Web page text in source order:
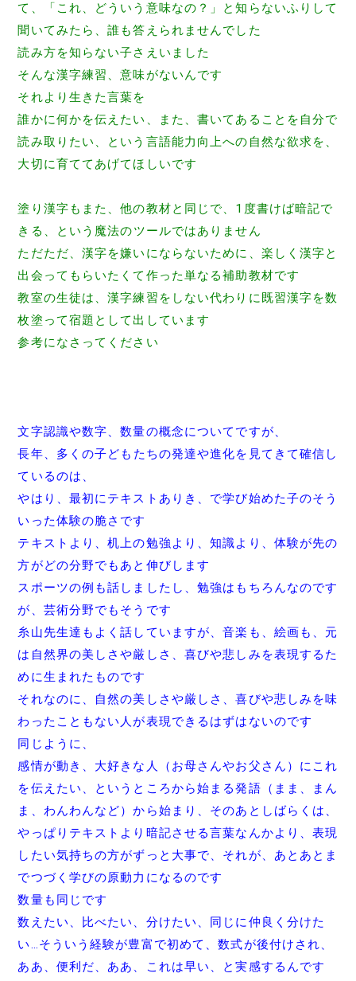
て、「これ、どういう意味なの？」 と知らないふりして
聞いてみたら、誰も答えられませんでした
読み方を知らない子さえいました
そんな漢字練習、意味がないんです
それより生きた言葉を
誰かに何かを伝えたい、また、書いてあることを自分で
読み取りたい、 という言語能力向上への自然な欲求を、
大切に育ててあげてほしいです
塗り漢字もまた、他の教材と同じで、1度書けば暗記で
きる、
という魔法のツールではありません
ただただ、漢字を嫌いにならないために、 楽しく漢字と
出会ってもらいたくて作った単なる補助教材です
教室の生徒は、漢字練習をしない代わりに既習漢字を数
枚塗って宿題として出して います
参考になさってください
文字認識や数字、数量の概念についてですが、
長年、 多くの子どもたちの発達や進化を見てきて確信し
ているのは、
やはり、最初にテキストありき、 で学び始めた子のそう
いった体験の脆さです
テキストより、机上の勉強より、知識より、 体験が先の
方がどの分野でもあと伸びします
スポーツの例も話しましたし、勉強はもちろんなのです
が、 芸術分野でもそうです
糸山先生達もよく話していますが、音楽も、絵画も、 元
は自然界の美しさや厳しさ、 喜びや悲しみを表現するた
めに生まれたものです
それなのに、自然の美しさや厳しさ、喜びや悲しみを味
わったこともない人が表現できるはずはないのです
同じように、
感情が動き、大好きな人（お母さんやお父さん） にこれ
を伝えたい、というところから始まる発語（まま、まん
ま、 わんわんなど）から始まり、そのあとしばらくは、
やっぱりテキストより暗記させる言葉なんかより、表現
したい気持ちの方がずっと大事で、それが、 あとあとま
でつづく学びの原動力になるのです
数量も同じです
数えたい、比べたい、分けたい、同じに仲良く分けた
い…そういう経験が豊富で初めて、数式が後付けされ、
ああ、便利だ、 ああ、これは早い、と実感するんです